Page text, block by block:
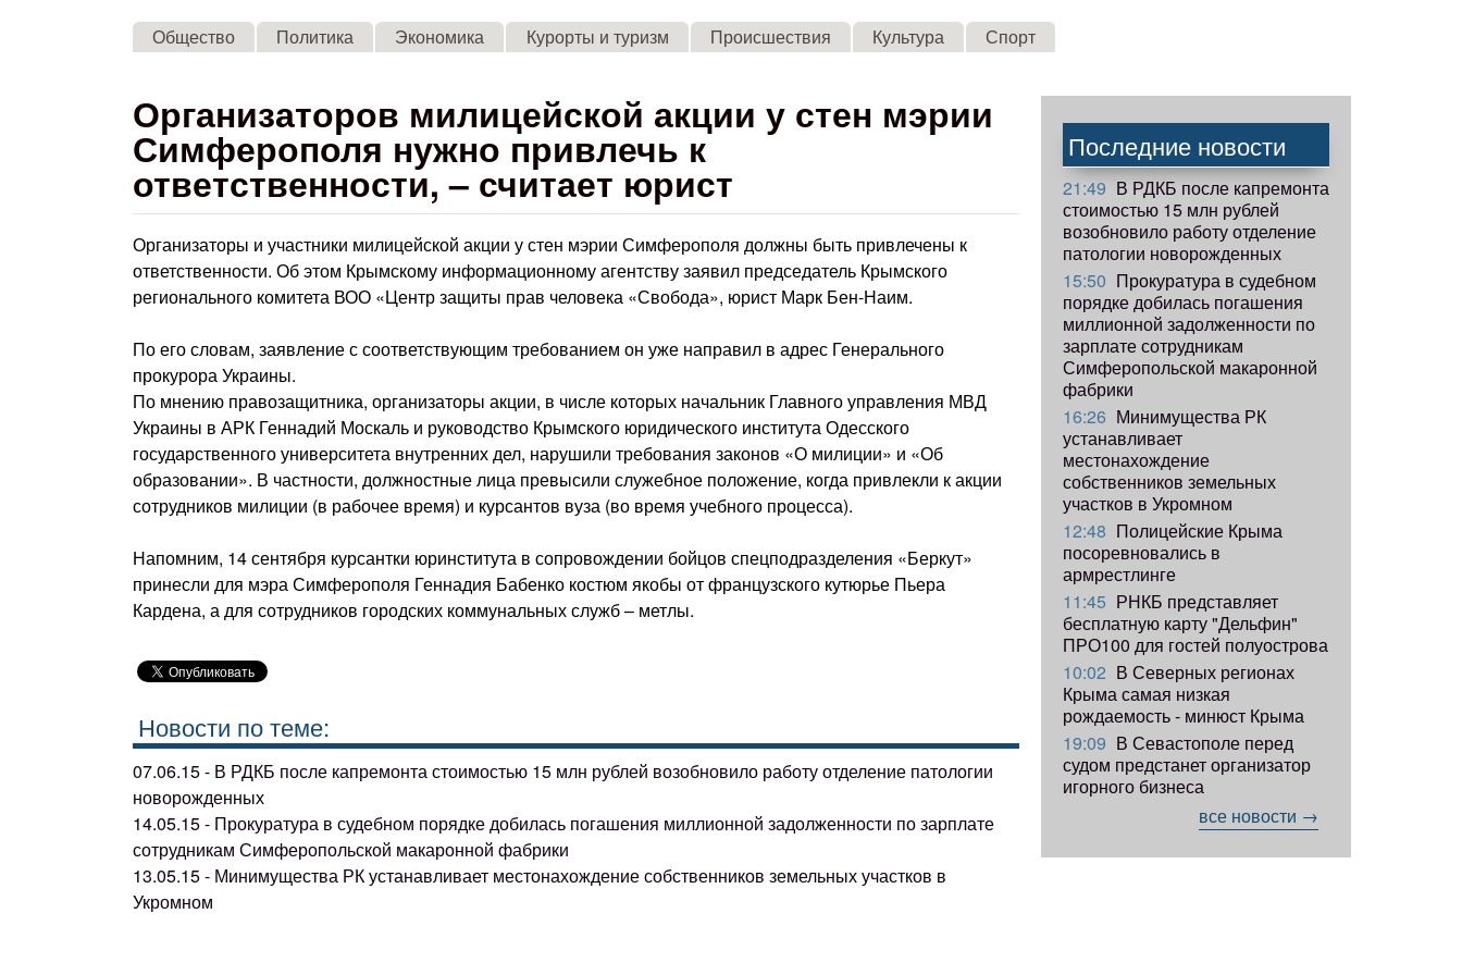
Skip to main content
Общество Политика Экономика Курорты и туризм Происшествия Культура Спорт
Организаторов милицейской акции у стен мэрии
Симферополя нужно привлечь к
ответственности, – считает юрист
Организаторы и участники милицейской акции у стен мэрии Симферополя должны быть привлечены к
ответственности. Об этом Крымскому информационному агентству заявил председатель Крымского
регионального комитета ВОО «Центр защиты прав человека «Свобода», юрист Марк Бен-Наим.
По его словам, заявление с соответствующим требованием он уже направил в адрес Генерального
прокурора Украины.
По мнению правозащитника, организаторы акции, в числе которых начальник Главного управления МВД
Украины в АРК Геннадий Москаль и руководство Крымского юридического института Одесского
государственного университета внутренних дел, нарушили требования законов «О милиции» и «Об
образовании». В частности, должностные лица превысили служебное положение, когда привлекли к акции
сотрудников милиции (в рабочее время) и курсантов вуза (во время учебного процесса).
Напомним, 14 сентября курсантки юринститута в сопровождении бойцов спецподразделения «Беркут»
принесли для мэра Симферополя Геннадия Бабенко костюм якобы от французского кутюрье Пьера
Кардена, а для сотрудников городских коммунальных служб – метлы.
Новости по теме:
07.06.15 - В РДКБ после капремонта стоимостью 15 млн рублей возобновило работу отделение патологии
новорожденных
14.05.15 - Прокуратура в судебном порядке добилась погашения миллионной задолженности по зарплате
сотрудникам Симферопольской макаронной фабрики
13.05.15 - Минимущества РК устанавливает местонахождение собственников земельных участков в
Укромном
Последние новости
21:49 В РДКБ после капремонта
стоимостью 15 млн рублей
возобновило работу отделение
патологии новорожденных
15:50 Прокуратура в судебном
порядке добилась погашения
миллионной задолженности по
зарплате сотрудникам
Симферопольской макаронной
фабрики
16:26 Минимущества РК
устанавливает
местонахождение
собственников земельных
участков в Укромном
12:48 Полицейские Крыма
посоревновались в
армрестлинге
11:45 РНКБ представляет
бесплатную карту "Дельфин"
ПРО100 для гостей полуострова
10:02 В Северных регионах
Крыма самая низкая
рождаемость - минюст Крыма
19:09 В Севастополе перед
судом предстанет организатор
игорного бизнеса
все новости →